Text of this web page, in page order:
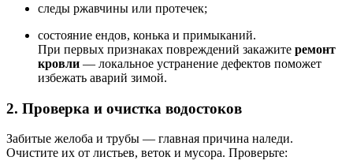
следы ржавчины или протечек;
состояние ендов, конька и примыканий.
При первых признаках повреждений закажите ремонт
кровли — локальное устранение дефектов поможет
избежать аварий зимой.
2. Проверка и очистка водостоков
Забитые желоба и трубы — главная причина наледи.
Очистите их от листьев, веток и мусора. Проверьте: